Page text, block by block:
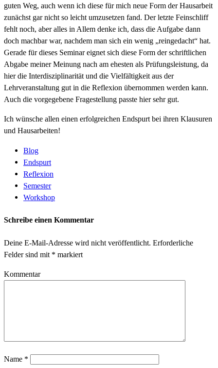
guten Weg, auch wenn ich diese für mich neue Form der Hausarbeit
zunächst gar nicht so leicht umzusetzen fand. Der letzte Feinschliff
fehlt noch, aber alles in Allem denke ich, dass die Aufgabe dann
doch machbar war, nachdem man sich ein wenig „reingedacht“ hat.
Gerade für dieses Seminar eignet sich diese Form der schriftlichen
Abgabe meiner Meinung nach am ehesten als Prüfungsleistung, da
hier die Interdisziplinarität und die Vielfältigkeit aus der
Lehrveranstaltung gut in die Reflexion übernommen werden kann.
Auch die vorgegebene Fragestellung passte hier sehr gut.
Ich wünsche allen einen erfolgreichen Endspurt bei ihren Klausuren
und Hausarbeiten!
Blog
Endspurt
Reflexion
Semester
Workshop
Schreibe einen Kommentar
Deine E-Mail-Adresse wird nicht veröffentlicht. Erforderliche
Felder sind mit * markiert
Kommentar
Name *